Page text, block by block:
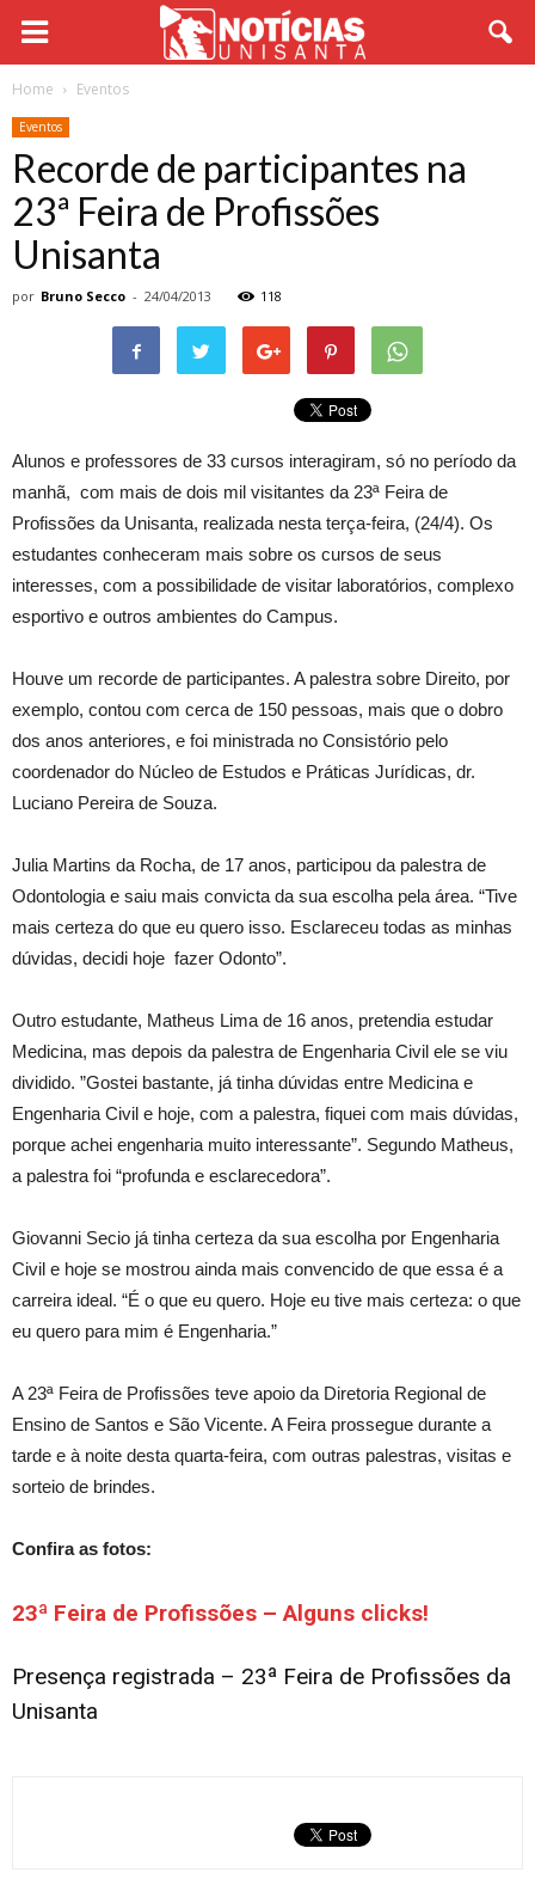
Home Eventos
Eventos
Recorde de participantes na
23ª Feira de Profissões
Unisanta
por Bruno Secco - 24/04/2013 118
Alunos e professores de 33 cursos interagiram, só no período da
manhã, com mais de dois mil visitantes da 23ª Feira de
Profissões da Unisanta, realizada nesta terça-feira, (24/4). Os
estudantes conheceram mais sobre os cursos de seus
interesses, com a possibilidade de visitar laboratórios, complexo
esportivo e outros ambientes do Campus.
Houve um recorde de participantes. A palestra sobre Direito, por
exemplo, contou com cerca de 150 pessoas, mais que o dobro
dos anos anteriores, e foi ministrada no Consistório pelo
coordenador do Núcleo de Estudos e Práticas Jurídicas, dr.
Luciano Pereira de Souza.
Julia Martins da Rocha, de 17 anos, participou da palestra de
Odontologia e saiu mais convicta da sua escolha pela área. “Tive
mais certeza do que eu quero isso. Esclareceu todas as minhas
dúvidas, decidi hoje fazer Odonto”.
Outro estudante, Matheus Lima de 16 anos, pretendia estudar
Medicina, mas depois da palestra de Engenharia Civil ele se viu
dividido. ”Gostei bastante, já tinha dúvidas entre Medicina e
Engenharia Civil e hoje, com a palestra, fiquei com mais dúvidas,
porque achei engenharia muito interessante”. Segundo Matheus,
a palestra foi “profunda e esclarecedora”.
Giovanni Secio já tinha certeza da sua escolha por Engenharia
Civil e hoje se mostrou ainda mais convencido de que essa é a
carreira ideal. “É o que eu quero. Hoje eu tive mais certeza: o que
eu quero para mim é Engenharia.”
A 23ª Feira de Profissões teve apoio da Diretoria Regional de
Ensino de Santos e São Vicente. A Feira prossegue durante a
tarde e à noite desta quarta-feira, com outras palestras, visitas e
sorteio de brindes.
Confira as fotos:
23ª Feira de Profissões – Alguns clicks!
Presença registrada – 23ª Feira de Profissões da
Unisanta